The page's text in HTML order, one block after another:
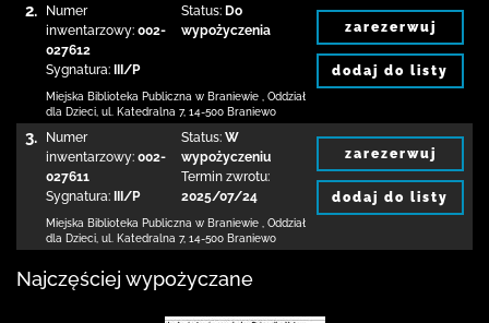
2.
Numer
inwentarzowy: 002-
027612
Sygnatura:
III/P
Status: Do
wypożyczenia
Miejska Biblioteka Publiczna w Braniewie
Oddział
dla Dzieci, ul. Katedralna 7, 14-500 Braniewo
zarezerwuj
dodaj do listy
3.
Numer
inwentarzowy: 002-
027611
Sygnatura:
III/P
Status: W
wypożyczeniu
Termin zwrotu:
2025/07/24
Miejska Biblioteka Publiczna w Braniewie
Oddział
dla Dzieci, ul. Katedralna 7, 14-500 Braniewo
zarezerwuj
dodaj do listy
Najczęściej wypożyczane